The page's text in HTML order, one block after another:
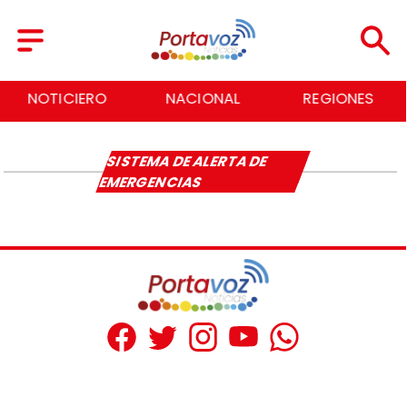
NOTICIERO NACIONAL REGIONES
SISTEMA DE ALERTA DE
EMERGENCIAS